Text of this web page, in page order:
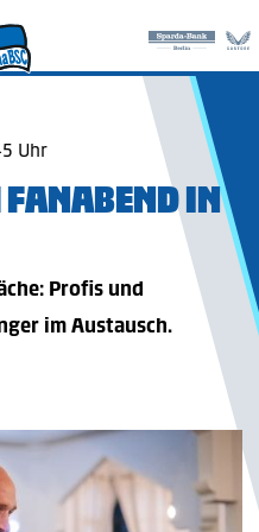
Uhr
IN
Profis und
im Austausch.